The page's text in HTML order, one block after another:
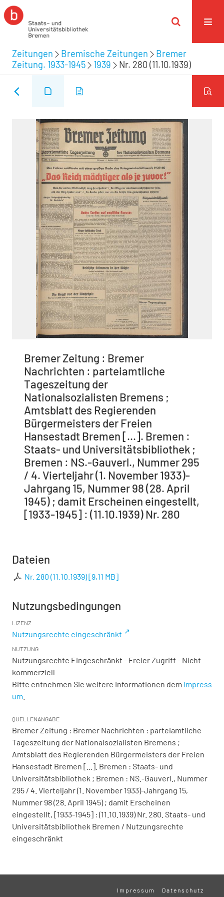
Zeitungen Bremische Zeitungen
Bremer
Zeitung. 1933-1945
1939 Nr. 280 (11.10.1939)
Bremer Zeitung : Bremer
Nachrichten : parteiamtliche
Tageszeitung der
Nationalsozialisten Bremens ;
Amtsblatt des Regierenden
Bürgermeisters der Freien
Hansestadt Bremen [...]. Bremen :
Staats- und Universitätsbibliothek ;
Bremen : NS.-Gauverl., Nummer 295
/ 4. Vierteljahr (1. November 1933)-
Jahrgang 15, Nummer 98 (28. April
1945) ; damit Erscheinen eingestellt,
[1933-1945] : (11.10.1939) Nr. 280
Dateien
Nr. 280 (11.10.1939)[9,11 MB]
Nutzungsbedingungen
LIZENZ
Nutzungsrechte eingeschränkt
NUTZUNG
Nutzungsrechte Eingeschränkt - Freier Zugriff - Nicht
kommerziell
Bitte entnehmen Sie weitere Informationen dem Impress
um
QUELLENANGABE
Bremer Zeitung : Bremer Nachrichten : parteiamtliche
Tageszeitung der Nationalsozialisten Bremens ;
Amtsblatt des Regierenden Bürgermeisters der Freien
Hansestadt Bremen [...]. Bremen : Staats- und
Universitätsbibliothek ; Bremen : NS.-Gauverl., Nummer
295 / 4. Vierteljahr (1. November 1933)-Jahrgang 15,
Nummer 98 (28. April 1945) ; damit Erscheinen
eingestellt, [1933-1945] : (11.10.1939) Nr. 280. Staats- und
Universitätsbibliothek Bremen / Nutzungsrechte
eingeschränkt
Impressum Datenschutz